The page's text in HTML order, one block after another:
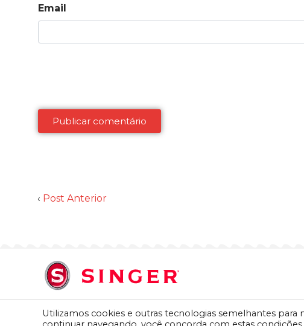
Email
‹ Post Anterior
SINGER do BRASIL IND. COM. LTDA. | Av. Presidente Vargas, 800 –
Utilizamos cookies e outras tecnologias semelhantes para